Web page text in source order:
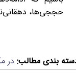
حججی‌ها،
بندی مطالب: در